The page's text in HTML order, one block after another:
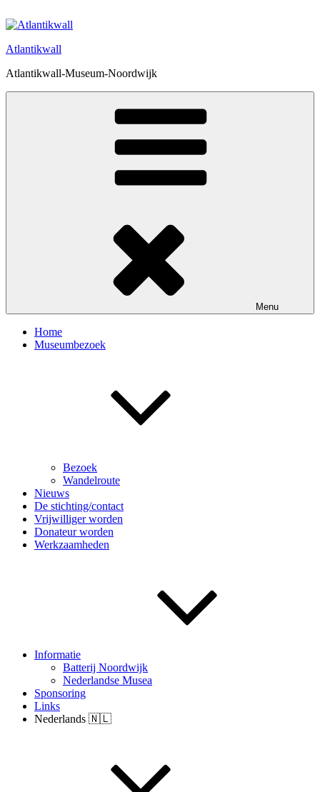
naar
inhoud
Atlantikwall
Atlantikwall-Museum-Noordwijk
Menu
Home
Museumbezoek
Bezoek
Wandelroute
Nieuws
De stichting/contact
Vrijwilliger worden
Donateur worden
Werkzaamheden
Informatie
Batterij Noordwijk
Nederlandse Musea
Sponsoring
Links
Nederlands 🇳🇱